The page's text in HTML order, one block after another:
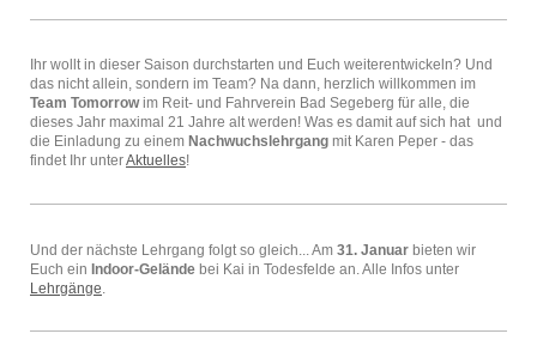
Ihr wollt in dieser Saison durchstarten und Euch weiterentwickeln? Und
das nicht allein, sondern im Team? Na dann, herzlich willkommen im
Team Tomorrowim Reit- und Fahrverein Bad Segeberg für alle, die
dieses Jahr maximal 21 Jahre alt werden! Was es damit auf sich hat und
die Einladung zu einem Nachwuchslehrgang mit Karen Peper - das
findet Ihr unterAktuelles!
Und der nächste Lehrgang folgt so gleich... Am 31. Januar bieten wir
Euch ein Indoor-Gelände bei Kai in Todesfelde an. Alle Infos unter
Lehrgänge